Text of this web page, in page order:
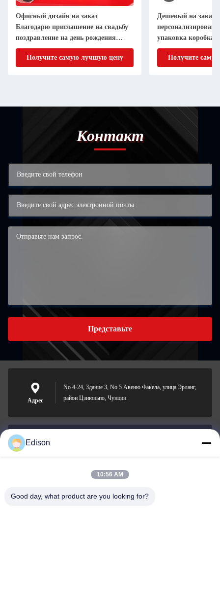
Офисный дизайн на заказ
Благодарю приглашение на свадьбу
поздравление на день рождения
Визитная карточка
Получите самую лучшую цену
Дешевый на заказ
упаковка коробка
женской / девушки
нижнее белье
Получите
Контакт
Представьте
Адрес
No 4-24, Здание 3, No 5 Авеню Факела, улица Эрланг,
район Цзиюньпо, Чунцин
Электронная
Edison
10:56 AM
Good day, what product are you looking for?